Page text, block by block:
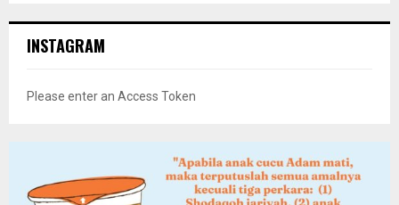
INSTAGRAM
Please enter an Access Token